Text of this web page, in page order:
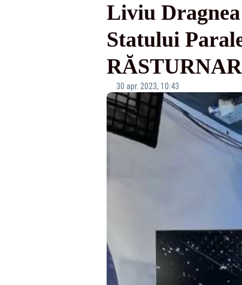
Liviu
Statului
30 apr. 2023, 10:43